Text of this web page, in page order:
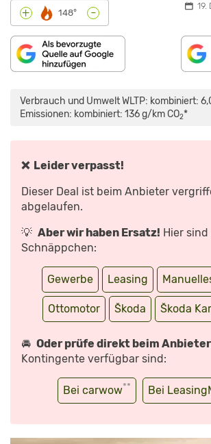
+ 148° - 19.
Verbrauch und Umwelt WLTP: kombiniert:
Emissionen: kombiniert: 136 g/km CO2*
❌ Leider verpasst!
Dieser Deal ist beim Anbieter
abgelaufen.
💡 Aber wir haben Ersatz! Hier
Schnäppchen:
Gewerbe Leasing
Ottomotor Škoda Škoda
🚘 Oder prüfe direkt beim Anbieter
Kontingente verfügbar sind:
Bei carwow** Bei
FACELIFT
(2022)
MIT
DOKA“
VON
YOUTUBE
ANZEIGEN